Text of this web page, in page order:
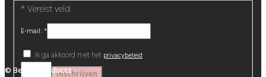
* Vereist veld
E-mail:*
Ik ga akkoord met het privacybeleid
© Beautyproductz